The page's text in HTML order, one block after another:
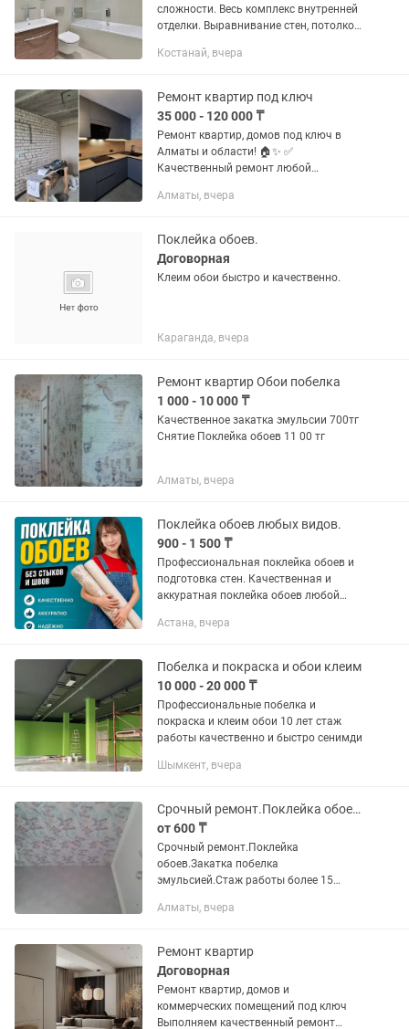
сложности. Весь комплекс внутренней
отделки. Выравнивание стен, потолков,
сложности. Декоративная штукатурка,
Костанай, вчера
Ремонт квартир под ключ
35 000 - 120 000 ₸
Ремонт квартир, домов под ключ в
Алматы и области! 🏠✨ ✅
Качественный ремонт любой
дизайнерского. ✅ Работаем под ключ:
Используем...
Алматы, вчера
Поклейка обоев.
Договорная
Клеим обои быстро и качественно.
Караганда, вчера
Ремонт квартир Обои побелка
1 000 - 10 000 ₸
Качественное закатка эмульсии 700тг
Снятие Поклейка обоев 11 00 тг
Алматы, вчера
Поклейка обоев любых видов.
900 - 1 500 ₸
Профессиональная поклейка обоев и
подготовка стен. Качественная и
аккуратная поклейка обоев любой
без лишних хлопот освежить стены в
Астана, вчера
Побелка и покраска и обои клеим
10 000 - 20 000 ₸
Профессиональные побелка и
покраска и клеим обои 10 лет стаж
работы качественно и быстро сенимди
Шымкент, вчера
Срочный ремонт.Поклейка обоев.Закатка эмульсией.Галтели.
от 600 ₸
Срочный ремонт.Поклейка
обоев.Закатка побелка
эмульсией.Стаж работы более 15
Алматы, вчера
Ремонт квартир
Договорная
Ремонт квартир, домов и
коммерческих помещений под ключ
Выполняем качественный ремонт